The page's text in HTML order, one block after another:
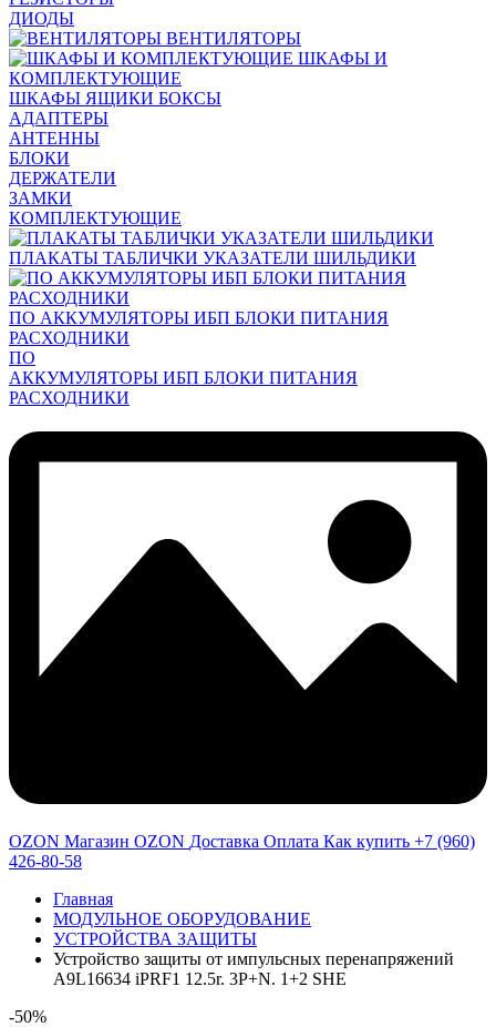
ДИОДЫ
ВЕНТИЛЯТОРЫ
ШКАФЫ И
КОМПЛЕКТУЮЩИЕ
ШКАФЫ ЯЩИКИ БОКСЫ
АДАПТЕРЫ
АНТЕННЫ
БЛОКИ
ДЕРЖАТЕЛИ
ЗАМКИ
КОМПЛЕКТУЮЩИЕ
ПЛАКАТЫ ТАБЛИЧКИ УКАЗАТЕЛИ ШИЛЬДИКИ
ПО АККУМУЛЯТОРЫ ИБП БЛОКИ ПИТАНИЯ
РАСХОДНИКИ
ПО
АККУМУЛЯТОРЫ ИБП БЛОКИ ПИТАНИЯ
РАСХОДНИКИ
OZON Магазин OZON Доставка Оплата Как купить +7 (960)
426-80-58
Главная
МОДУЛЬНОЕ ОБОРУДОВАНИЕ
УСТРОЙСТВА ЗАЩИТЫ
Устройство защиты от импульсных перенапряжений
A9L16634 iPRF1 12.5r. 3P+N. 1+2 SHE
-50%